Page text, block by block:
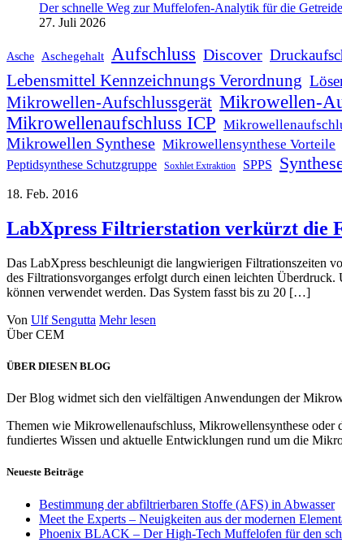
Der schnelle Weg zur Muffelofen-Analytik für die
27. Juli 2026
Asche Aschegehalt Aufschluss Discover
Lebensmittel Kennzeichnungs Verordnung
Mikrowellen-Aufschlussgerät Mikrowellen-
Mikrowellenaufschluss ICP
Mikrowellen Synthese Mikrowellensynthese Vorteile
Peptidsynthese Schutzgruppe
Soxhlet Extraktion SPPS
18. Feb. 2016
LabXpress Filtrierstation verkürzt die
Das LabXpress beschleunigt die langwierigen Filtrationszeiten
des Filtrationsvorganges erfolgt durch einen leichten
können verwendet werden. Das System fasst bis zu 20 […]
Von Ulf Sengutta Mehr lesen
Über CEM
ÜBER DIESEN BLOG
Der Blog widmet sich den vielfältigen Anwendungen der
Themen wie Mikrowellenaufschluss, Mikrowellensynthese oder
fundiertes Wissen und aktuelle Entwicklungen rund um die
Neueste Beiträge
Bestimmung der abfiltrierbaren Stoffe (AFS) in Abwasser
Meet the Experts – Neuigkeiten aus der modernen
Phoenix BLACK – Der High-Tech Muffelofen für den